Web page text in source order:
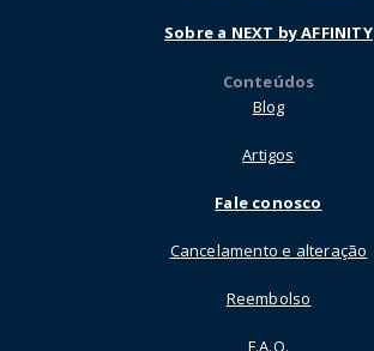
Sobre a NEXT by AFFINITY
Conteúdos
Blog
Artigos
Fale conosco
Cancelamento e alteração
Reembolso
F.A.Q.